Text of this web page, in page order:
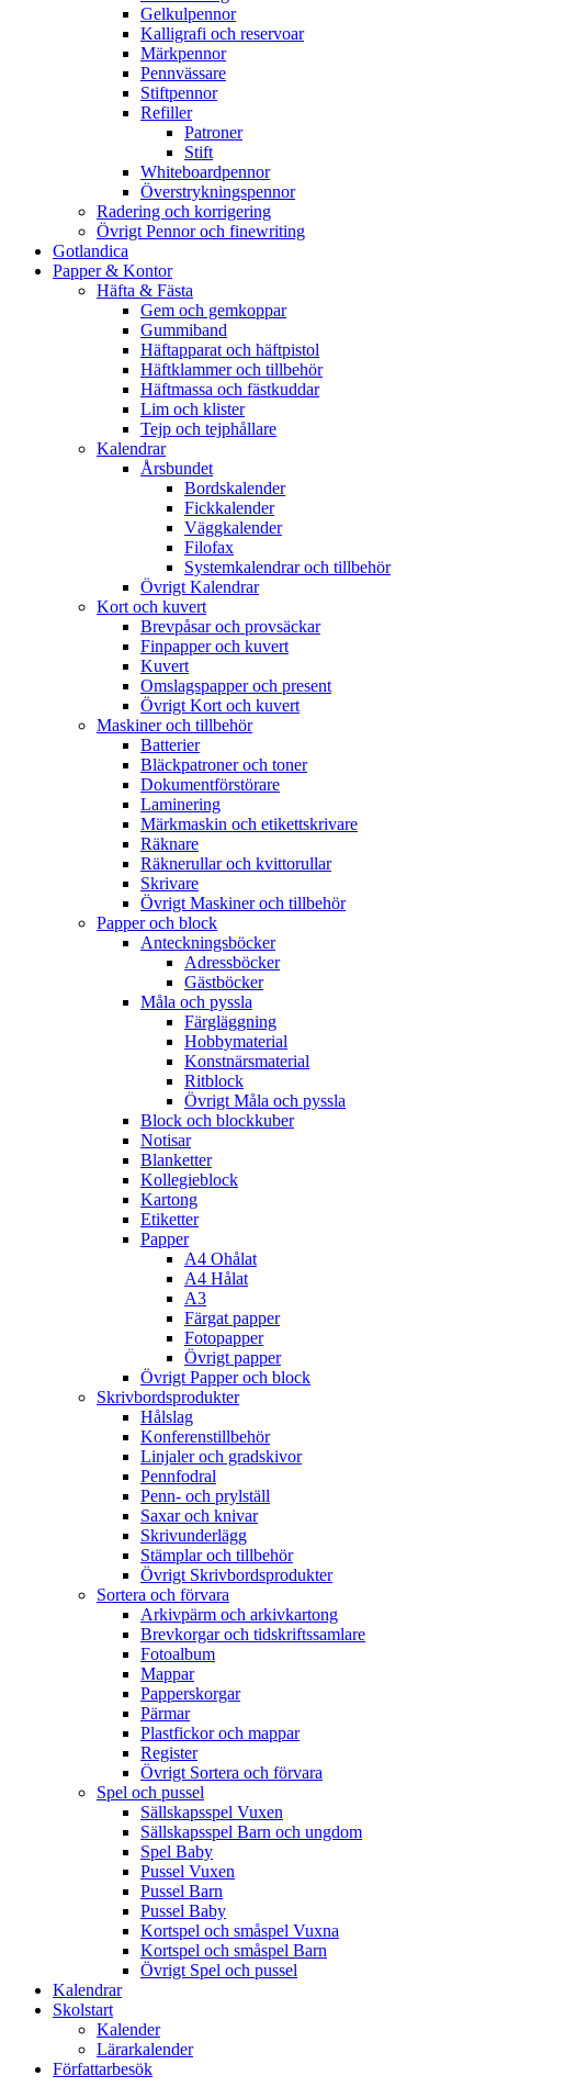
Gelkulpennor
Kalligrafi och reservoar
Märkpennor
Pennvässare
Stiftpennor
Refiller
Patroner
Stift
Whiteboardpennor
Överstrykningspennor
Radering och korrigering
Övrigt Pennor och finewriting
Gotlandica
Papper & Kontor
Häfta & Fästa
Gem och gemkoppar
Gummiband
Häftapparat och häftpistol
Häftklammer och tillbehör
Häftmassa och fästkuddar
Lim och klister
Tejp och tejphållare
Kalendrar
Årsbundet
Bordskalender
Fickkalender
Väggkalender
Filofax
Systemkalendrar och tillbehör
Övrigt Kalendrar
Kort och kuvert
Brevpåsar och provsäckar
Finpapper och kuvert
Kuvert
Omslagspapper och present
Övrigt Kort och kuvert
Maskiner och tillbehör
Batterier
Bläckpatroner och toner
Dokumentförstörare
Laminering
Märkmaskin och etikettskrivare
Räknare
Räknerullar och kvittorullar
Skrivare
Övrigt Maskiner och tillbehör
Papper och block
Anteckningsböcker
Adressböcker
Gästböcker
Måla och pyssla
Färgläggning
Hobbymaterial
Konstnärsmaterial
Ritblock
Övrigt Måla och pyssla
Block och blockkuber
Notisar
Blanketter
Kollegieblock
Kartong
Etiketter
Papper
A4 Ohålat
A4 Hålat
A3
Färgat papper
Fotopapper
Övrigt papper
Övrigt Papper och block
Skrivbordsprodukter
Hålslag
Konferenstillbehör
Linjaler och gradskivor
Pennfodral
Penn- och prylställ
Saxar och knivar
Skrivunderlägg
Stämplar och tillbehör
Övrigt Skrivbordsprodukter
Sortera och förvara
Arkivpärm och arkivkartong
Brevkorgar och tidskriftssamlare
Fotoalbum
Mappar
Papperskorgar
Pärmar
Plastfickor och mappar
Register
Övrigt Sortera och förvara
Spel och pussel
Sällskapsspel Vuxen
Sällskapsspel Barn och ungdom
Spel Baby
Pussel Vuxen
Pussel Barn
Pussel Baby
Kortspel och småspel Vuxna
Kortspel och småspel Barn
Övrigt Spel och pussel
Kalendrar
Skolstart
Kalender
Lärarkalender
Författarbesök